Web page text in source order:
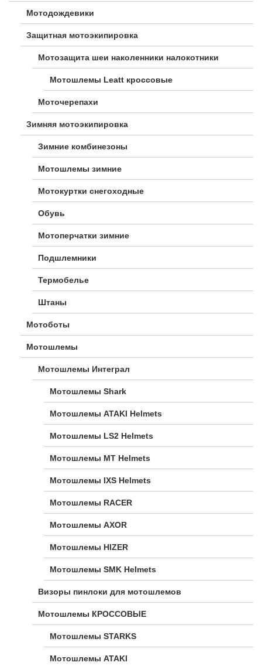
Мотодождевики
Защитная мотоэкипировка
Мотозащита шеи наколенники налокотники
Мотошлемы Leatt кроссовые
Моточерепахи
Зимняя мотоэкипировка
Зимние комбинезоны
Мотошлемы зимние
Мотокуртки снегоходные
Обувь
Мотоперчатки зимние
Подшлемники
Термобелье
Штаны
Мотоботы
Мотошлемы
Мотошлемы Интеграл
Мотошлемы Shark
Мотошлемы ATAKI Helmets
Мотошлемы LS2 Helmets
Мотошлемы MT Helmets
Мотошлемы IXS Helmets
Мотошлемы RACER
Мотошлемы AXOR
Мотошлемы HIZER
Мотошлемы SMK Helmets
Визоры пинлоки для мотошлемов
Мотошлемы КРОССОВЫЕ
Мотошлемы STARKS
Мотошлемы ATAKI